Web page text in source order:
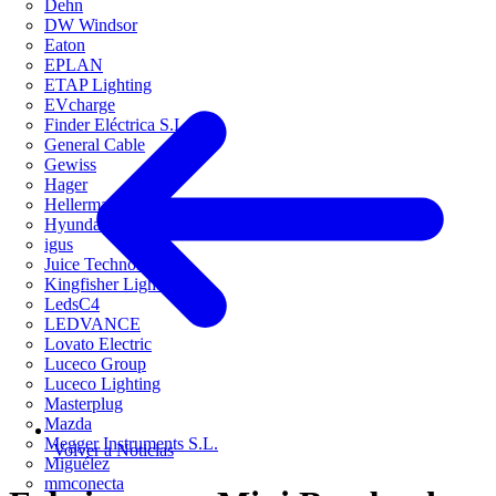
Dehn
DW Windsor
Eaton
EPLAN
ETAP Lighting
EVcharge
Finder Eléctrica S.L.U
General Cable
Gewiss
Hager
HellermannTyton
Hyundai Electric
igus
Juice Technology
Kingfisher Lighting
LedsC4
LEDVANCE
Lovato Electric
Luceco Group
Luceco Lighting
Masterplug
Mazda
Megger Instruments S.L.
Miguélez
mmconecta
Volver a Noticias